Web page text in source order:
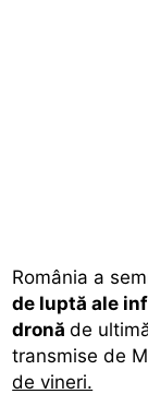
România a
de luptă ale
dronăde
transmise de
de vineri.